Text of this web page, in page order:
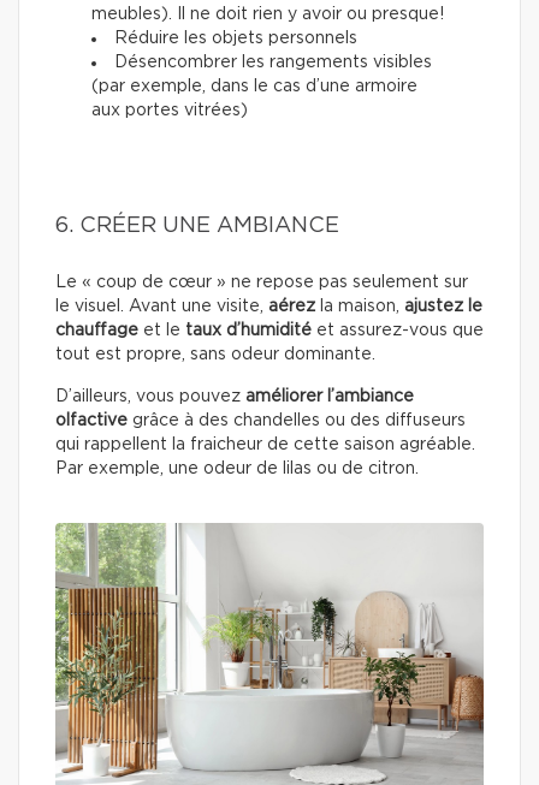
meubles). Il ne doit rien y avoir ou presque!
Réduire les objets personnels
Désencombrer les rangements visibles
(par exemple, dans le cas d’une armoire
aux portes vitrées)
6. CRÉER UNE AMBIANCE
Le « coup de cœur » ne repose pas seulement sur
le visuel. Avant une visite, aérez la maison, ajustez le
chauffage et le taux d’humidité et assurez-vous que
tout est propre, sans odeur dominante.
D’ailleurs, vous pouvez améliorer l’ambiance
olfactive grâce à des chandelles ou des diffuseurs
qui rappellent la fraicheur de cette saison agréable.
Par exemple, une odeur de lilas ou de citron.